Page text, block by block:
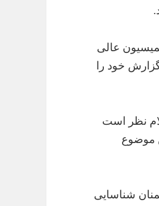
عالی
خود را
نظر است
موضوع
شناسایی